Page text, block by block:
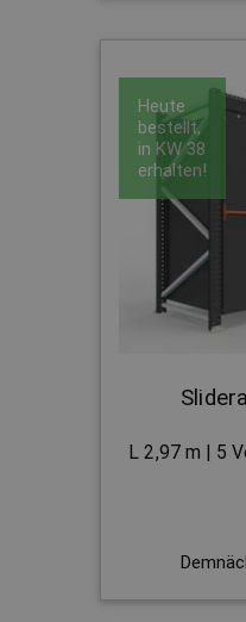
Heute
bestellt,
in KW 38
erhalten!
L 2,97 m | 5